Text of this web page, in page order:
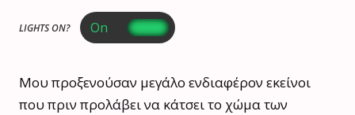
LIGHTS ON?
Μου προξενούσαν μεγάλο ενδιαφέρον εκείνοι
που πριν προλάβει να κάτσει το χώμα των